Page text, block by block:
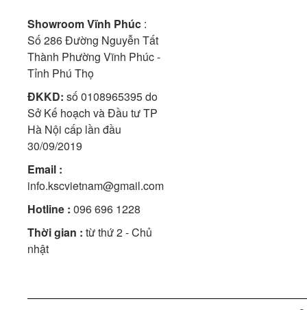
Showroom Vĩnh Phúc :
Số 286 Đường Nguyễn Tất
Thành Phường Vĩnh Phúc -
Tỉnh Phú Thọ
ĐKKD: số 0108965395 do
Sở Kế hoạch và Đầu tư TP
Hà Nội cấp lần đầu
30/09/2019
Email :
info.kscvietnam@gmail.com
Hotline : 096 696 1228
Thời gian : từ thứ 2 - Chủ
nhật